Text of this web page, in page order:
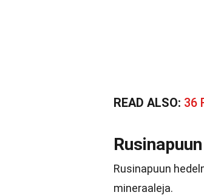
READ ALSO: 36
Rusinapuun
mineraaleja.